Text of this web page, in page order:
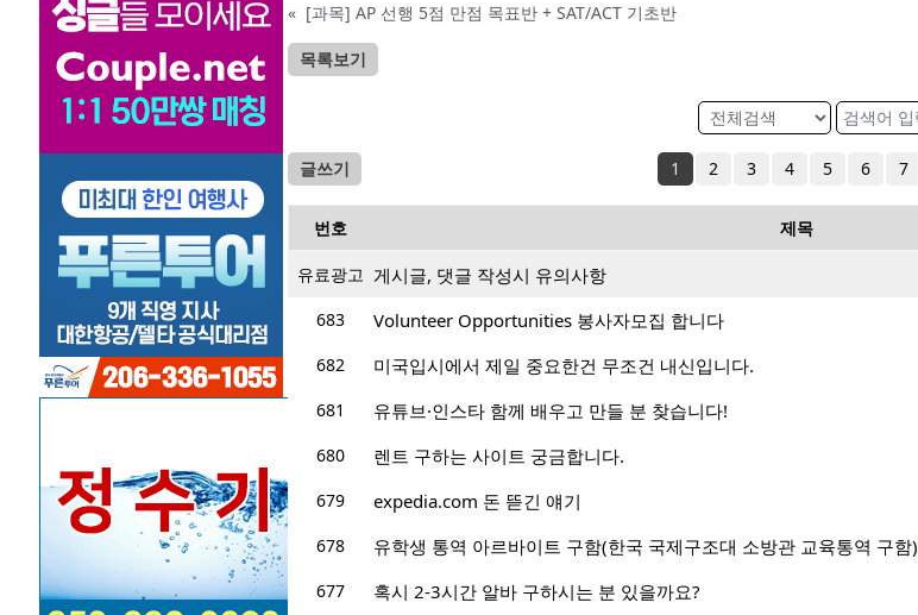
« [과목] AP 선행 5점 만점 목표반 + SAT/ACT 기초반
목록보기
글쓰기 1 2 3 4 5 6 7
번호 제목
유료광고 게시글, 댓글 작성시 유의사항
683
Volunteer Opportunities 봉사자모집 합니다
682
미국입시에서 제일 중요한건 무조건 내신입니다.
681
유튜브·인스타 함께 배우고 만들 분 찾습니다!
680
렌트 구하는 사이트 궁금합니다.
679
expedia.com 돈 뜯긴 얘기
678
유학생 통역 아르바이트 구함(한국 국제구조대 소방관 교육통역 구함)
677
혹시 2-3시간 알바 구하시는 분 있을까요?